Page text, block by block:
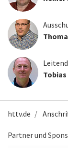
httv.de
Partner und